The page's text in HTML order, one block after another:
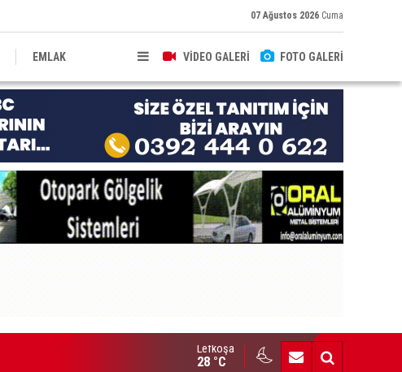
07 Ağustos 2026 Cuma
VİDEO GALERİ FOTO GALERİ
EMLAK
Kıbrıs’ın güneyinde yıllık enflasyon temmuzda yüzde 2,9 oldu
Lefkoşa
28 °C